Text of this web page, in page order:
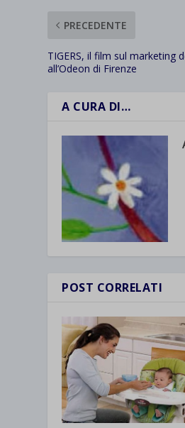
PRECEDENTE
TIGERS, il film sul marketing
all’Odeon di Firenze
A CURA DI…
POST CORRELATI